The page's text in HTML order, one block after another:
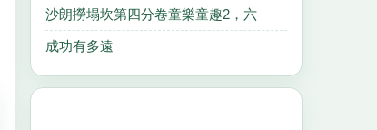
沙朗撈塌坎第四分卷童樂童趣2，六
成功有多遠